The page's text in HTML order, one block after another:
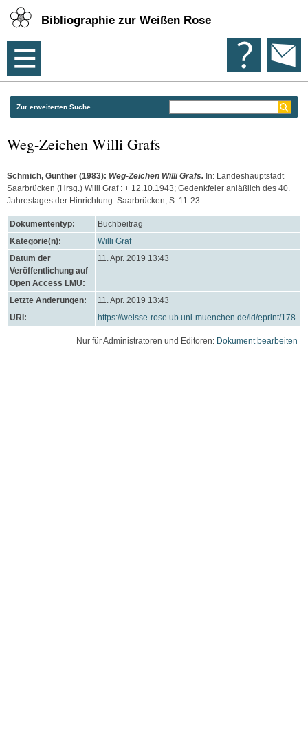
Bibliographie zur Weißen Rose
Zur erweiterten Suche
Weg-Zeichen Willi Grafs
Schmich, Günther (1983): Weg-Zeichen Willi Grafs. In: Landeshauptstadt
Saarbrücken (Hrsg.) Willi Graf : + 12.10.1943; Gedenkfeier anläßlich des 40.
Jahrestages der Hinrichtung. Saarbrücken, S. 11-23
Dokumententyp:
Buchbeitrag
Kategorie(n):
Willi Graf
Datum der
Veröffentlichung auf
Open Access LMU:
11. Apr. 2019 13:43
Letzte Änderungen:
11. Apr. 2019 13:43
URI:
https://weisse-rose.ub.uni-muenchen.de/id/eprint/178
Nur für Administratoren und Editoren: Dokument bearbeiten